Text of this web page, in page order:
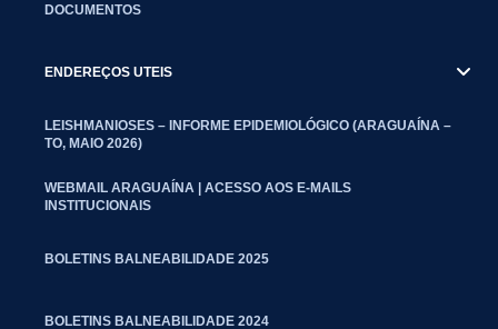
DOCUMENTOS
ENDEREÇOS UTEIS
LEISHMANIOSES – INFORME EPIDEMIOLÓGICO (ARAGUAÍNA –
TO, MAIO 2026)
WEBMAIL ARAGUAÍNA | ACESSO AOS E-MAILS
INSTITUCIONAIS
BOLETINS BALNEABILIDADE 2025
BOLETINS BALNEABILIDADE 2024